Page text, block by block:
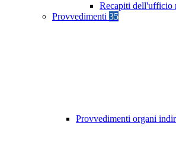
Recapiti dell'ufficio
Provvedimenti 35
Provvedimenti organi